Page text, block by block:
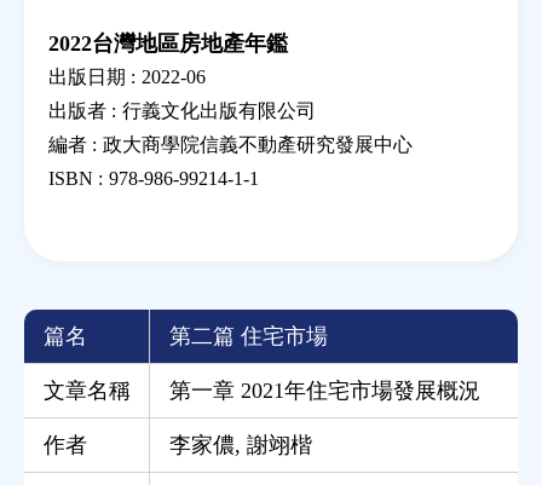
2022台灣地區房地產年鑑
出版日期 : 2022-06
出版者 : 行義文化出版有限公司
編者 : 政大商學院信義不動產研究發展中心
ISBN : 978-986-99214-1-1
篇名 第二篇 住宅市場
文章名稱 第一章 2021年住宅市場發展概況
作者 李家儂,謝翊楷